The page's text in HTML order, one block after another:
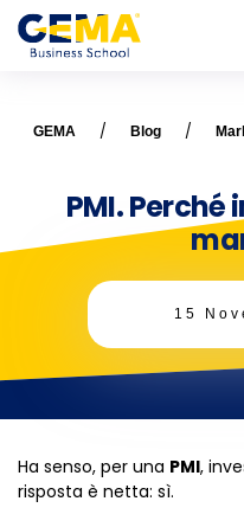
GEMA Blog
PMI. Perché
15
Ha senso, per una PMI,
risposta è netta: sì.